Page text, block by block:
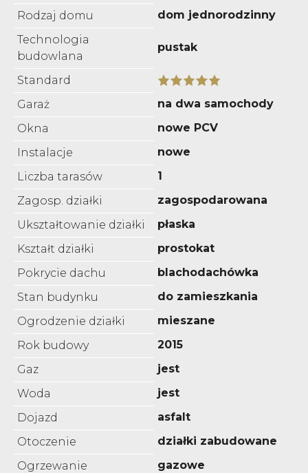
Rodzaj domu
dom jednorodzinny
Technologia
budowlana
pustak
Standard
Garaż
na dwa samochody
Okna
nowe PCV
Instalacje
nowe
Liczba tarasów
1
Zagosp. działki
zagospodarowana
Ukształtowanie działki
płaska
Kształt działki
prostokat
Pokrycie dachu
blachodachówka
Stan budynku
do zamieszkania
Ogrodzenie działki
mieszane
Rok budowy
2015
Gaz
jest
Woda
jest
Dojazd
asfalt
Otoczenie
działki zabudowane
Ogrzewanie
gazowe